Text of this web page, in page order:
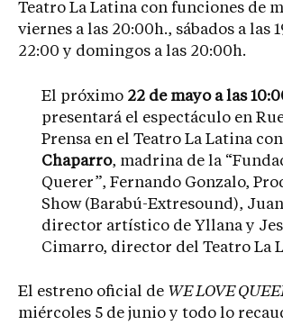
Teatro La Latina con funciones de
viernes a las 20:00h., sábados a las
22:00 y domingos a las 20:00h.
El próximo 22 de mayo a las
presentará el espectáculo en
Prensa en el Teatro La Latina con
Chaparro, madrina de la
Querer”, Fernando Gonzalo,
Show (Barabú-Extresound),
director artístico de Yllana y
Cimarro, director del Teatro La
El estreno oficial de WE LOVE
miércoles 5 de junio y todo lo